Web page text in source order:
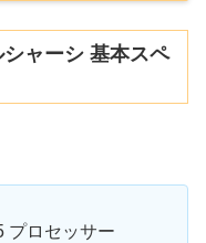
ャーシ 基本スペ
ロセッサー